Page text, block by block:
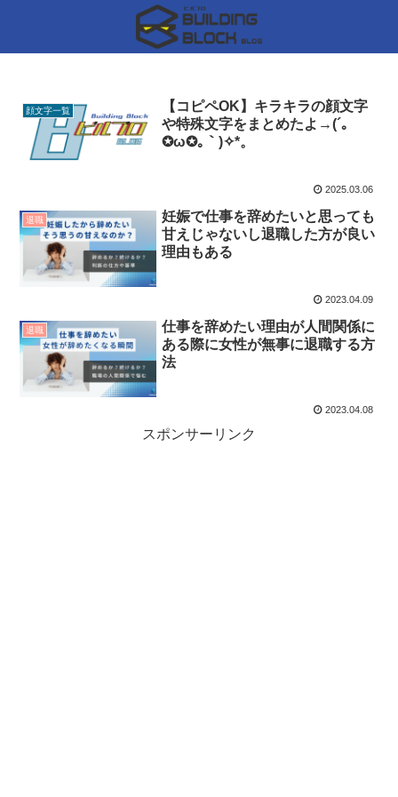
顔文字一覧
【コピペOK】キラキラの顔文字
や特殊文字をまとめたよ→(´｡
✪ω✪｡｀)✧*。
2025.03.06
退職
妊娠で仕事を辞めたいと思っても
甘えじゃないし退職した方が良い
理由もある
2023.04.09
退職
仕事を辞めたい理由が人間関係に
ある際に女性が無事に退職する方
法
2023.04.08
スポンサーリンク